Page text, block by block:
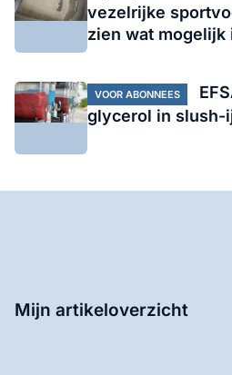
vezelrijke
zien wat mogelijk
VOOR ABONNEES
glycerol in slush-
Mijn artikeloverzicht